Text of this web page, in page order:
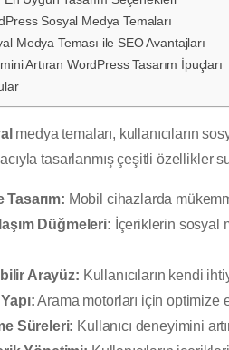
Sosyal Medya Temaları
Medya Teması ile SEO Avantajları
Artıran WordPress Tasarım İpuçları
medya temaları, kullanıcıların
tasarlanmış çeşitli özellikler
Tasarım: Mobil cihazlarda
Düğmeleri: İçeriklerin sosyal
Arayüz: Kullanıcıların kendi
Arama motorları için optimize
Süreleri: Kullanıcı deneyimini